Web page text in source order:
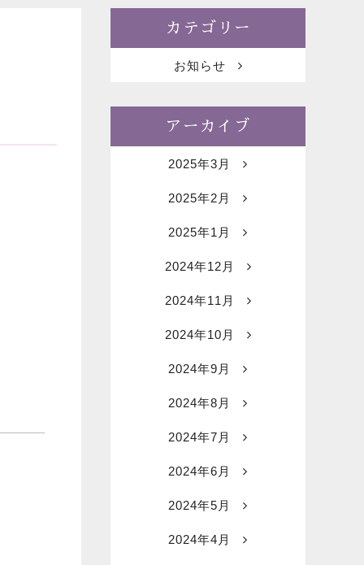
カテゴリー
お知らせ
アーカイブ
2025年3月
2025年2月
2025年1月
2024年12月
2024年11月
2024年10月
2024年9月
2024年8月
2024年7月
2024年6月
2024年5月
2024年4月